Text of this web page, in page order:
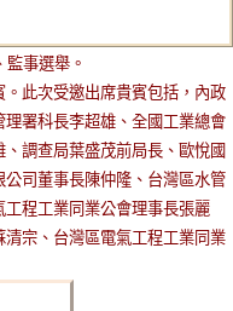
事選舉。
此次受邀出席貴賓包括，內政
署科長李超雄、全國工業總會
調查局葉盛茂前局長、歐悅國
司董事長陳仲隆、台灣區水管
程工業同業公會理事長張麗
宗、台灣區電氣工程工業同業